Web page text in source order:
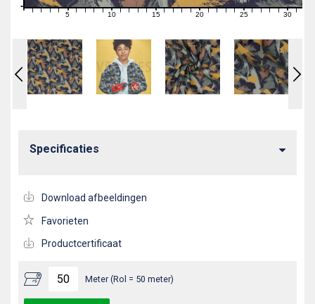
1 2 3 4 5 6 7 89 1011121314151617181920212223242526272829 30 31
Meter (Rol = 50 meter)
Specificaties
Download afbeeldingen
Favorieten
Productcertificaat